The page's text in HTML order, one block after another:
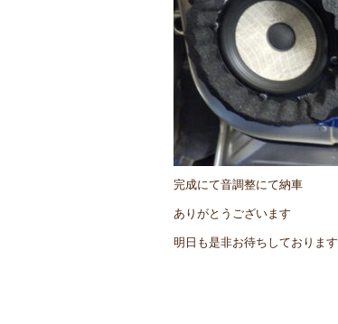
完成にて音調整にて納車
ありがとうございます
明日も是非お待ちしております